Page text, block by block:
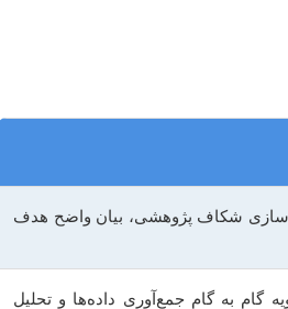
شکاف پژوهشی، بیان واضح هدف
گام به گام جمع‌آوری داده‌ها و تحلیل